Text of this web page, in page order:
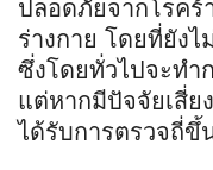
ปลอดภัยจากโรคร้
ร่างกาย โดยที่ยัง
ซึ่งโดยทั่วไปจะทำ
แต่หากมีปัจจัยเสี่ย
ได้รับการตรวจถี่